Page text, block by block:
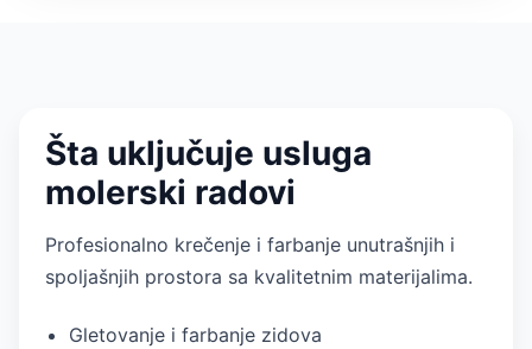
Šta uključuje usluga
molerski radovi
Profesionalno krečenje i farbanje unutrašnjih i
spoljašnjih prostora sa kvalitetnim materijalima.
Gletovanje i farbanje zidova